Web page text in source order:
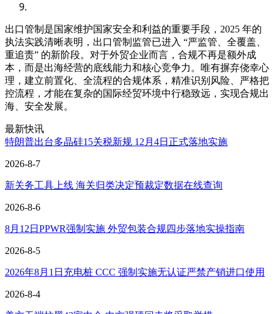
出口管制是国家维护国家安全和利益的重要手段，2025 年的
执法实践清晰表明，出口管制监管已进入 “严监管、全覆盖、
重追责” 的新阶段。对于外贸企业而言，合规不再是额外成
本，而是出海经营的底线能力和核心竞争力。唯有摒弃侥幸心
理，建立前置化、全流程的合规体系，精准识别风险、严格把
控流程，才能在复杂的国际经贸环境中行稳致远，实现合规出
海、安全发展。
最新快讯
特朗普出台多晶硅15关税新规 12月4日正式落地实施
2026-8-7
新关务工具上线 海关归类决定预裁定数据在线查询
2026-8-6
8月12日PPWR强制实施 外贸包装合规四步落地实操指南
2026-8-5
2026年8月1日充电桩 CCC 强制实施无认证严禁产销进口使用
2026-8-4